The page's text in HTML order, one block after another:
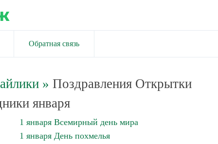
Обратная связь
» Поздравления Открытки
января
1 января Всемирный день мира
1 января День похмелья